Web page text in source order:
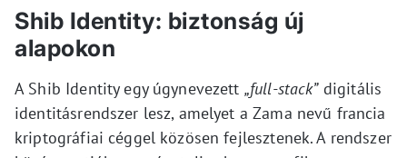
Shib Identity: biztonság új
alapokon
A Shib Identity egy úgynevezett „full-stack”digitális
identitásrendszer lesz, amelyet a Zama nevű francia
kriptográfiai céggel közösen fejlesztenek. A rendszer